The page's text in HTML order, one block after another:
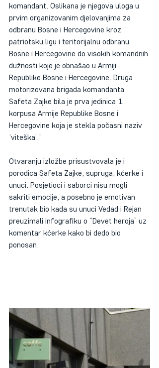
komandant. Oslikana je njegova uloga u
prvim organizovanim djelovanjima za
odbranu Bosne i Hercegovine kroz
patriotsku ligu i teritorijalnu odbranu
Bosne i Hercegovine do visokih komandnih
dužnosti koje je obnašao u Armiji
Republike Bosne i Hercegovine. Druga
motorizovana brigada komandanta
Safeta Zajke bila je prva jedinica 1.
korpusa Armije Republike Bosne i
Hercegovine koja je stekla počasni naziv
‘viteška’.”
Otvaranju izložbe prisustvovala je i
porodica Safeta Zajke, supruga, kćerke i
unuci. Posjetioci i saborci nisu mogli
sakriti emocije, a posebno je emotivan
trenutak bio kada su unuci Vedad i Rejan
preuzimali infografiku o “Devet heroja” uz
komentar kćerke kako bi dedo bio
ponosan.